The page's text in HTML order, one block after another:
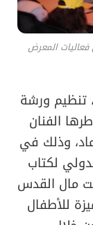
المعرض
تنظيم ورشة
الفنان
وذلك في
لكتاب
مال القدس
للأطفال